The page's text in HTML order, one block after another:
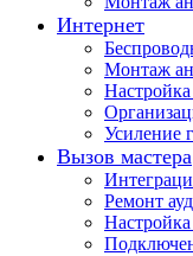
Интернет
Монтаж
Настройка
Усиление
Вызов мастера
Ремонт